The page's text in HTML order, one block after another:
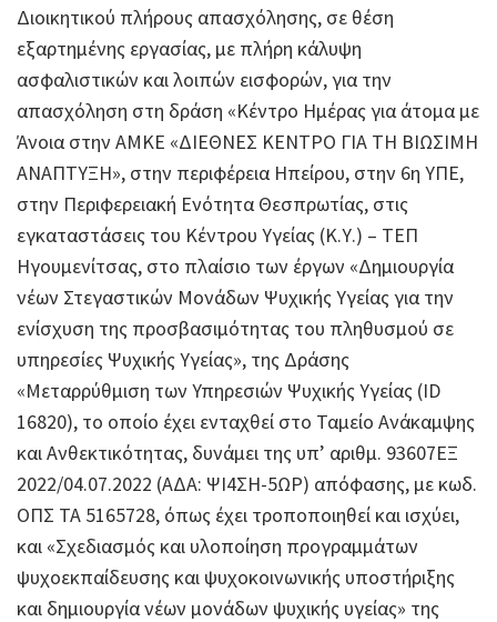
Διοικητικού πλήρους απασχόλησης, σε θέση
εξαρτημένης εργασίας, με πλήρη κάλυψη
ασφαλιστικών και λοιπών εισφορών, για την
απασχόληση στη δράση «Κέντρο Ημέρας για άτομα με
Άνοια στην ΑΜΚΕ «ΔΙΕΘΝΕΣ ΚΕΝΤΡΟ ΓΙΑ ΤΗ ΒΙΩΣΙΜΗ
ΑΝΑΠΤΥΞΗ», στην περιφέρεια Ηπείρου, στην 6η ΥΠΕ,
στην Περιφερειακή Ενότητα Θεσπρωτίας, στις
εγκαταστάσεις του Κέντρου Υγείας (Κ.Υ.) – ΤΕΠ
Ηγουμενίτσας, στο πλαίσιο των έργων «Δημιουργία
νέων Στεγαστικών Μονάδων Ψυχικής Υγείας για την
ενίσχυση της προσβασιμότητας του πληθυσμού σε
υπηρεσίες Ψυχικής Υγείας», της Δράσης
«Μεταρρύθμιση των Υπηρεσιών Ψυχικής Υγείας (ID
16820), το οποίο έχει ενταχθεί στο Ταμείο Ανάκαμψης
και Ανθεκτικότητας, δυνάμει της υπ’ αριθμ. 93607ΕΞ
2022/04.07.2022 (ΑΔΑ: ΨΙ4ΣΗ-5ΩΡ) απόφασης, με κωδ.
ΟΠΣ ΤΑ 5165728, όπως έχει τροποποιηθεί και ισχύει,
και «Σχεδιασμός και υλοποίηση προγραμμάτων
ψυχοεκπαίδευσης και ψυχοκοινωνικής υποστήριξης
και δημιουργία νέων μονάδων ψυχικής υγείας» της